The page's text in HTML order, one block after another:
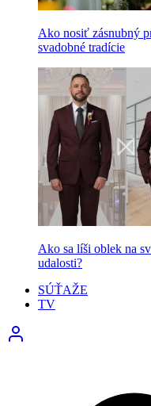
Ako nosiť zásnubný
svadobné tradície
Ako sa líši oblek na
udalosti?
SÚŤAŽE
TV